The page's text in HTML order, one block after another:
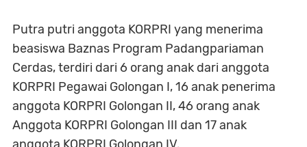
Putra putri anggota KORPRI yang menerima
beasiswa Baznas Program Padangpariaman
Cerdas, terdiri dari 6 orang anak dari anggota
KORPRI Pegawai Golongan I, 16 anak penerima
anggota KORPRI Golongan II, 46 orang anak
Anggota KORPRI Golongan III dan 17 anak